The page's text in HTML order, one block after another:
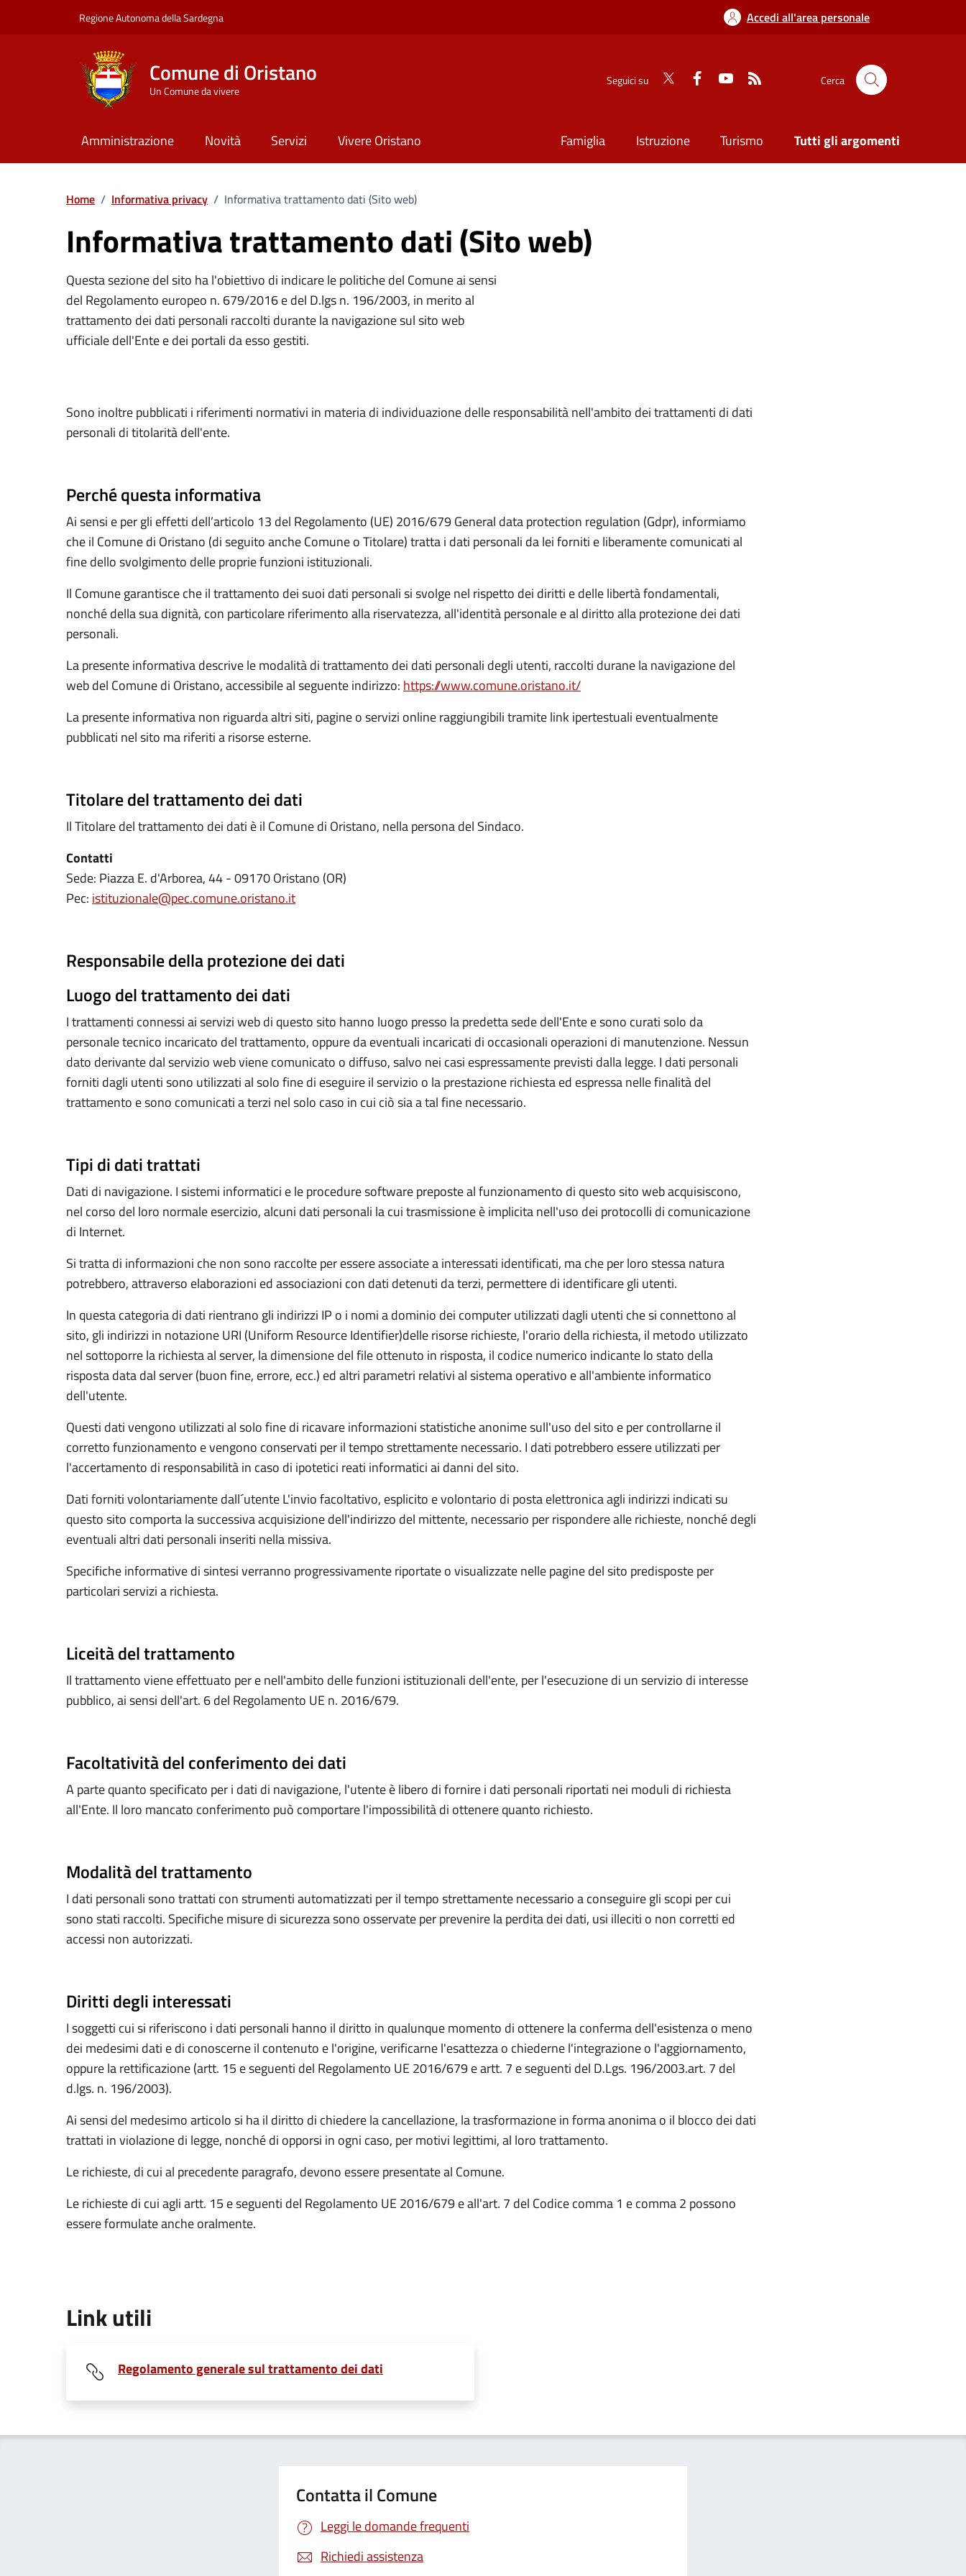
Regione Autonoma della Sardegna Accedi all'area personale
Comune di Oristano
Un Comune da vivere
Seguici su Cerca
Amministrazione Novità Servizi Vivere Oristano Famiglia Istruzione Turismo Tutti gli argomenti
Home / Informativa privacy / Informativa trattamento dati (Sito web)
Informativa trattamento dati (Sito web)
Questa sezione del sito ha l'obiettivo di indicare le politiche del Comune ai sensi
del Regolamento europeo n. 679/2016 e del D.lgs n. 196/2003, in merito al
trattamento dei dati personali raccolti durante la navigazione sul sito web
ufficiale dell'Ente e dei portali da esso gestiti.
Sono inoltre pubblicati i riferimenti normativi in materia di individuazione delle responsabilità nell'ambito dei trattamenti di dati
personali di titolarità dell'ente.
Perché questa informativa
Ai sensi e per gli effetti dell’articolo 13 del Regolamento (UE) 2016/679 General data protection regulation (Gdpr), informiamo
che il Comune di Oristano (di seguito anche Comune o Titolare) tratta i dati personali da lei forniti e liberamente comunicati al
fine dello svolgimento delle proprie funzioni istituzionali.
Il Comune garantisce che il trattamento dei suoi dati personali si svolge nel rispetto dei diritti e delle libertà fondamentali,
nonché della sua dignità, con particolare riferimento alla riservatezza, all'identità personale e al diritto alla protezione dei dati
personali.
La presente informativa descrive le modalità di trattamento dei dati personali degli utenti, raccolti durane la navigazione del
web del Comune di Oristano, accessibile al seguente indirizzo: https://www.comune.oristano.it/
La presente informativa non riguarda altri siti, pagine o servizi online raggiungibili tramite link ipertestuali eventualmente
pubblicati nel sito ma riferiti a risorse esterne.
Titolare del trattamento dei dati
Il Titolare del trattamento dei dati è il Comune di Oristano, nella persona del Sindaco.
Contatti
Sede: Piazza E. d'Arborea, 44 - 09170 Oristano (OR)
Pec: istituzionale@pec.comune.oristano.it
Responsabile della protezione dei dati
Luogo del trattamento dei dati
I trattamenti connessi ai servizi web di questo sito hanno luogo presso la predetta sede dell'Ente e sono curati solo da
personale tecnico incaricato del trattamento, oppure da eventuali incaricati di occasionali operazioni di manutenzione. Nessun
dato derivante dal servizio web viene comunicato o diffuso, salvo nei casi espressamente previsti dalla legge. I dati personali
forniti dagli utenti sono utilizzati al solo fine di eseguire il servizio o la prestazione richiesta ed espressa nelle finalità del
trattamento e sono comunicati a terzi nel solo caso in cui ciò sia a tal fine necessario.
Tipi di dati trattati
Dati di navigazione. I sistemi informatici e le procedure software preposte al funzionamento di questo sito web acquisiscono,
nel corso del loro normale esercizio, alcuni dati personali la cui trasmissione è implicita nell'uso dei protocolli di comunicazione
di Internet.
Si tratta di informazioni che non sono raccolte per essere associate a interessati identificati, ma che per loro stessa natura
potrebbero, attraverso elaborazioni ed associazioni con dati detenuti da terzi, permettere di identificare gli utenti.
In questa categoria di dati rientrano gli indirizzi IP o i nomi a dominio dei computer utilizzati dagli utenti che si connettono al
sito, gli indirizzi in notazione URI (Uniform Resource Identifier)delle risorse richieste, l'orario della richiesta, il metodo utilizzato
nel sottoporre la richiesta al server, la dimensione del file ottenuto in risposta, il codice numerico indicante lo stato della
risposta data dal server (buon fine, errore, ecc.) ed altri parametri relativi al sistema operativo e all'ambiente informatico
dell'utente.
Questi dati vengono utilizzati al solo fine di ricavare informazioni statistiche anonime sull'uso del sito e per controllarne il
corretto funzionamento e vengono conservati per il tempo strettamente necessario. I dati potrebbero essere utilizzati per
l'accertamento di responsabilità in caso di ipotetici reati informatici ai danni del sito.
Dati forniti volontariamente dall´utente L'invio facoltativo, esplicito e volontario di posta elettronica agli indirizzi indicati su
questo sito comporta la successiva acquisizione dell'indirizzo del mittente, necessario per rispondere alle richieste, nonché degli
eventuali altri dati personali inseriti nella missiva.
Specifiche informative di sintesi verranno progressivamente riportate o visualizzate nelle pagine del sito predisposte per
particolari servizi a richiesta.
Liceità del trattamento
Il trattamento viene effettuato per e nell'ambito delle funzioni istituzionali dell'ente, per l'esecuzione di un servizio di interesse
pubblico, ai sensi dell'art. 6 del Regolamento UE n. 2016/679.
Facoltatività del conferimento dei dati
A parte quanto specificato per i dati di navigazione, l'utente è libero di fornire i dati personali riportati nei moduli di richiesta
all'Ente. Il loro mancato conferimento può comportare l'impossibilità di ottenere quanto richiesto.
Modalità del trattamento
I dati personali sono trattati con strumenti automatizzati per il tempo strettamente necessario a conseguire gli scopi per cui
sono stati raccolti. Specifiche misure di sicurezza sono osservate per prevenire la perdita dei dati, usi illeciti o non corretti ed
accessi non autorizzati.
Diritti degli interessati
I soggetti cui si riferiscono i dati personali hanno il diritto in qualunque momento di ottenere la conferma dell'esistenza o meno
dei medesimi dati e di conoscerne il contenuto e l'origine, verificarne l'esattezza o chiederne l'integrazione o l'aggiornamento,
oppure la rettificazione (artt. 15 e seguenti del Regolamento UE 2016/679 e artt. 7 e seguenti del D.Lgs. 196/2003.art. 7 del
d.lgs. n. 196/2003).
Ai sensi del medesimo articolo si ha il diritto di chiedere la cancellazione, la trasformazione in forma anonima o il blocco dei dati
trattati in violazione di legge, nonché di opporsi in ogni caso, per motivi legittimi, al loro trattamento.
Le richieste, di cui al precedente paragrafo, devono essere presentate al Comune.
Le richieste di cui agli artt. 15 e seguenti del Regolamento UE 2016/679 e all'art. 7 del Codice comma 1 e comma 2 possono
essere formulate anche oralmente.
Link utili
Regolamento generale sul trattamento dei dati
Contatta il Comune
Leggi le domande frequenti
Richiedi assistenza